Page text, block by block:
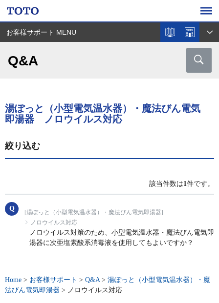
お客様サポート MENU
Q&A
湯ぽっと（小型電気温水器）・魔法びん電気
即湯器 ノロウイルス対応
絞り込む
該当件数は1件です。
[湯ぽっと（小型電気温水器）・魔法びん電気即湯器]
ノロウイルス対応
ノロウイルス対策のため、小型電気温水器・魔法びん電気即
湯器に次亜塩素酸系消毒液を使用してもよいですか？
Home > お客様サポート > Q&A> 湯ぽっと（小型電気温水器）・魔
法びん電気即湯器 > ノロウイルス対応